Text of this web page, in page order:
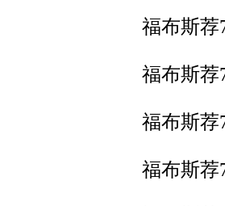
福布斯荐
福布斯荐
福布斯荐
福布斯荐